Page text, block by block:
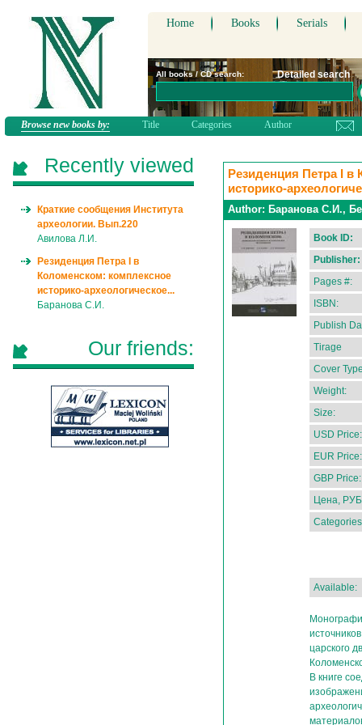
Home Books Serials
All books / CD search: Detailed search
Browse new books by: Title Categories Author
Резиденция Петра I
историко-
Author: Баранова С.И.,
Book ID:
Publisher:
Pages #:
ISBN:
Publish
Tirage
Cover
Weight:
Size:
USD Price:
EUR Price:
GBP Price:
Цена,
Available:
царского
В книге
Recently viewed
Краткие сообщения Института
археологии. Вып.220
Авилова Л.И.
Резиденция Петра I в
Коломенском: комплексное
историко-археологическое...
Баранова С.И.
Our friends: